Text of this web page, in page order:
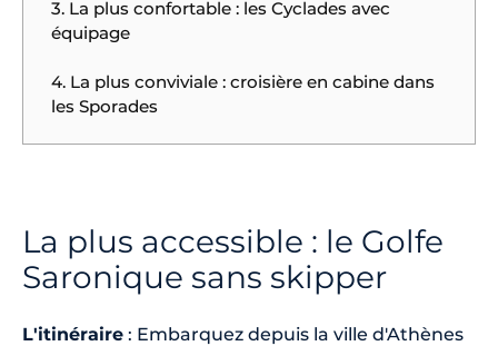
3. La plus confortable : les Cyclades avec
équipage
4. La plus conviviale : croisière en cabine dans
les Sporades
La plus accessible : le Golfe
Saronique sans skipper
L'itinéraire : Embarquez depuis la ville d'Athènes